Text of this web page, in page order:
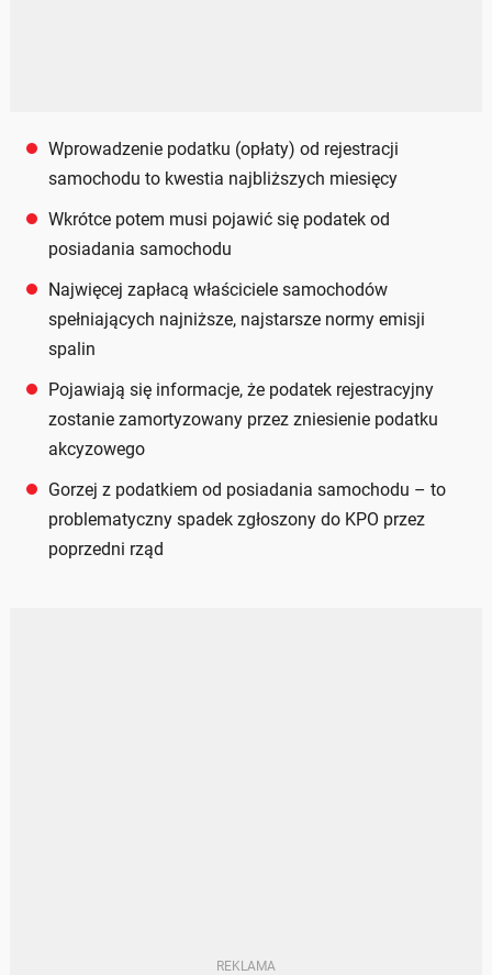
Wprowadzenie podatku (opłaty) od rejestracji
samochodu to kwestia najbliższych miesięcy
Wkrótce potem musi pojawić się podatek od
posiadania samochodu
Najwięcej zapłacą właściciele samochodów
spełniających najniższe, najstarsze normy emisji
spalin
Pojawiają się informacje, że podatek rejestracyjny
zostanie zamortyzowany przez zniesienie podatku
akcyzowego
Gorzej z podatkiem od posiadania samochodu – to
problematyczny spadek zgłoszony do KPO przez
poprzedni rząd